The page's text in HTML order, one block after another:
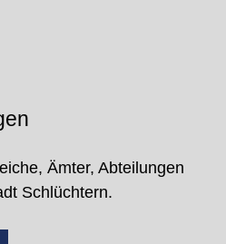
Ämter, Abteilungen
Schlüchtern.